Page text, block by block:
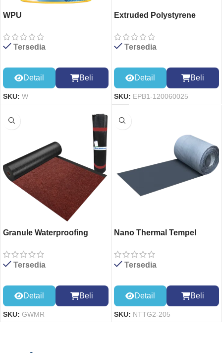
WPU
Tersedia
Detail Beli
SKU: W
Extruded Polystyrene
Tersedia
Detail Beli
SKU: EPB1-120060025
Granule Waterproofing
Tersedia
Detail Beli
SKU: GWMR
Nano Thermal Tempel
Tersedia
Detail Beli
SKU: NTTG2-205